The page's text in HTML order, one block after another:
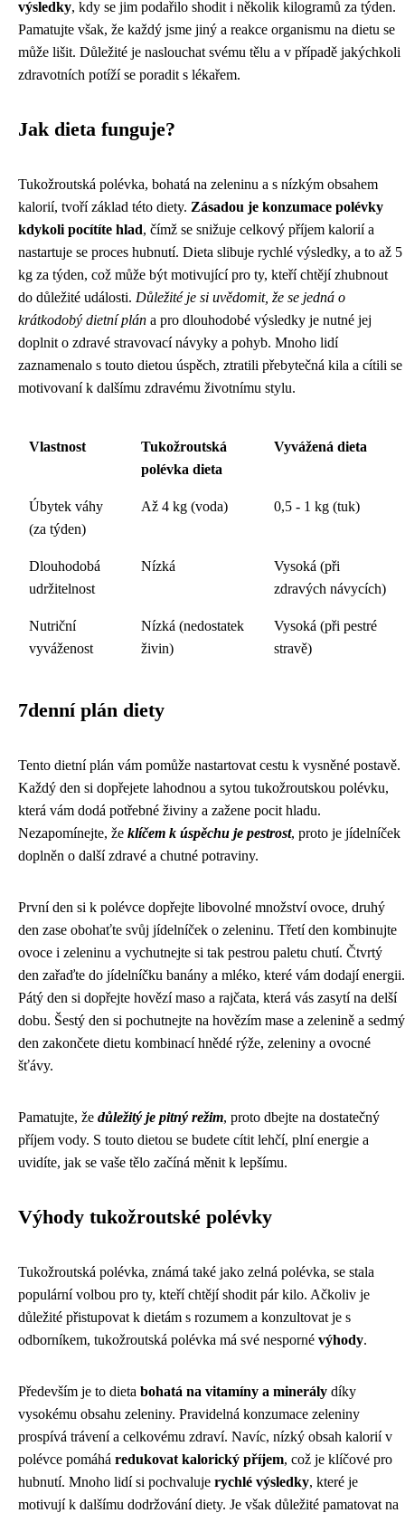
výsledky, kdy se jim podařilo shodit i několik kilogramů za týden.
Pamatujte však, že každý jsme jiný a reakce organismu na dietu se
může lišit. Důležité je naslouchat svému tělu a v případě jakýchkoli
zdravotních potíží se poradit s lékařem.
Jak dieta funguje?
Tukožroutská polévka, bohatá na zeleninu a s nízkým obsahem
kalorií, tvoří základ této diety. Zásadou je konzumace polévky
kdykoli pocítíte hlad, čímž se snižuje celkový příjem kalorií a
nastartuje se proces hubnutí. Dieta slibuje rychlé výsledky, a to až 5
kg za týden, což může být motivující pro ty, kteří chtějí zhubnout
do důležité události. Důležité je si uvědomit, že se jedná o
krátkodobý dietní plán a pro dlouhodobé výsledky je nutné jej
doplnit o zdravé stravovací návyky a pohyb. Mnoho lidí
zaznamenalo s touto dietou úspěch, ztratili přebytečná kila a cítili se
motivovaní k dalšímu zdravému životnímu stylu.
Vlastnost
Tukožroutská
polévka dieta
Vyvážená dieta
Úbytek váhy
(za týden)
Až 4 kg (voda) 0,5 - 1 kg (tuk)
Dlouhodobá
udržitelnost
Nízká
Vysoká (při
zdravých návycích)
Nutriční
vyváženost
Nízká (nedostatek
živin)
Vysoká (při pestré
stravě)
7denní plán diety
Tento dietní plán vám pomůže nastartovat cestu k vysněné postavě.
Každý den si dopřejete lahodnou a sytou tukožroutskou polévku,
která vám dodá potřebné živiny a zažene pocit hladu.
Nezapomínejte, že klíčem k úspěchu je pestrost, proto je jídelníček
doplněn o další zdravé a chutné potraviny.
První den si k polévce dopřejte libovolné množství ovoce, druhý
den zase obohaťte svůj jídelníček o zeleninu. Třetí den kombinujte
ovoce i zeleninu a vychutnejte si tak pestrou paletu chutí. Čtvrtý
den zařaďte do jídelníčku banány a mléko, které vám dodají energii.
Pátý den si dopřejte hovězí maso a rajčata, která vás zasytí na delší
dobu. Šestý den si pochutnejte na hovězím mase a zelenině a sedmý
den zakončete dietu kombinací hnědé rýže, zeleniny a ovocné
šťávy.
Pamatujte, že důležitý je pitný režim, proto dbejte na dostatečný
příjem vody. S touto dietou se budete cítit lehčí, plní energie a
uvidíte, jak se vaše tělo začíná měnit k lepšímu.
Výhody tukožroutské polévky
Tukožroutská polévka, známá také jako zelná polévka, se stala
populární volbou pro ty, kteří chtějí shodit pár kilo. Ačkoliv je
důležité přistupovat k dietám s rozumem a konzultovat je s
odborníkem, tukožroutská polévka má své nesporné výhody.
Především je to dieta bohatá na vitamíny a minerály díky
vysokému obsahu zeleniny. Pravidelná konzumace zeleniny
prospívá trávení a celkovému zdraví. Navíc, nízký obsah kalorií v
polévce pomáhá redukovat kalorický příjem, což je klíčové pro
hubnutí. Mnoho lidí si pochvaluje rychlé výsledky, které je
motivují k dalšímu dodržování diety. Je však důležité pamatovat na